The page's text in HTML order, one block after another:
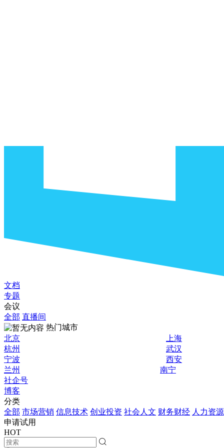
文档
专题
会议
全部 直播间
热门城市
北京
上海
杭州
武汉
宁波
西安
兰州
南宁
社企号
博客
分类
全部 市场营销 信息技术 创业投资 社会人文 财务财经 人力资源
申请试用
HOT